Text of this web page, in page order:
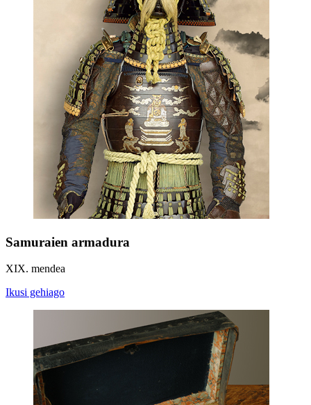
Samuraien armadura
XIX. mendea
Ikusi gehiago